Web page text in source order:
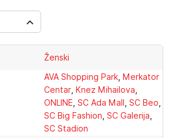
Ženski
AVA Shopping Park, Merkator
Centar, Knez Mihailova,
ONLINE, SC Ada Mall , SC Beo,
SC Big Fashion, SC Galerija,
SC Stadion